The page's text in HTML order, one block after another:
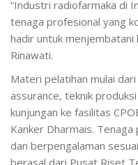
“Industri radiofarmaka di
tenaga profesional yang
hadir untuk
Rinawati.
Materi pelatihan mulai
assurance, teknik
kunjungan ke fasilitas
Kanker Dharmais.
dan berpengalaman